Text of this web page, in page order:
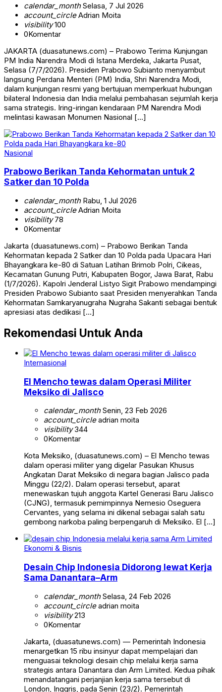
calendar_monthSelasa, 7 Jul 2026
account_circleAdrian Moita
visibility100
0Komentar
JAKARTA (duasatunews.com) – Prabowo Terima Kunjungan
PM India Narendra Modi di Istana Merdeka, Jakarta Pusat,
Selasa (7/7/2026). Presiden Prabowo Subianto menyambut
langsung Perdana Menteri (PM) India, Shri Narendra Modi,
dalam kunjungan resmi yang bertujuan memperkuat hubungan
bilateral Indonesia dan India melalui pembahasan sejumlah kerja
sama strategis. Iring-iringan kendaraan PM Narendra Modi
melintasi kawasan Monumen Nasional […]
Nasional
Prabowo Berikan Tanda Kehormatan untuk 2
Satker dan 10 Polda
calendar_monthRabu, 1 Jul 2026
account_circleAdrian Moita
visibility78
0Komentar
Jakarta (duasatunews.com) – Prabowo Berikan Tanda
Kehormatan kepada 2 Satker dan 10 Polda pada Upacara Hari
Bhayangkara ke-80 di Satuan Latihan Brimob Polri, Cikeas,
Kecamatan Gunung Putri, Kabupaten Bogor, Jawa Barat, Rabu
(1/7/2026). Kapolri Jenderal Listyo Sigit Prabowo mendampingi
Presiden Prabowo Subianto saat Presiden menyerahkan Tanda
Kehormatan Samkaryanugraha Nugraha Sakanti sebagai bentuk
apresiasi atas dedikasi […]
Rekomendasi Untuk Anda
Internasional
El Mencho tewas dalam Operasi Militer
Meksiko di Jalisco
calendar_monthSenin, 23 Feb 2026
account_circleadrian moita
visibility344
0Komentar
Kota Meksiko, (duasatunews.com) – El Mencho tewas
dalam operasi militer yang digelar Pasukan Khusus
Angkatan Darat Meksiko di negara bagian Jalisco pada
Minggu (22/2). Dalam operasi tersebut, aparat
menewaskan tujuh anggota Kartel Generasi Baru Jalisco
(CJNG), termasuk pemimpinnya Nemesio Oseguera
Cervantes, yang selama ini dikenal sebagai salah satu
gembong narkoba paling berpengaruh di Meksiko. El […]
Ekonomi & Bisnis
Desain Chip Indonesia Didorong lewat Kerja
Sama Danantara–Arm
calendar_monthSelasa, 24 Feb 2026
account_circleadrian moita
visibility213
0Komentar
Jakarta, (duasatunews.com) — Pemerintah Indonesia
menargetkan 15 ribu insinyur dapat mempelajari dan
menguasai teknologi desain chip melalui kerja sama
strategis antara Danantara dan Arm Limited. Kedua pihak
menandatangani perjanjian kerja sama tersebut di
London, Inggris, pada Senin (23/2). Pemerintah